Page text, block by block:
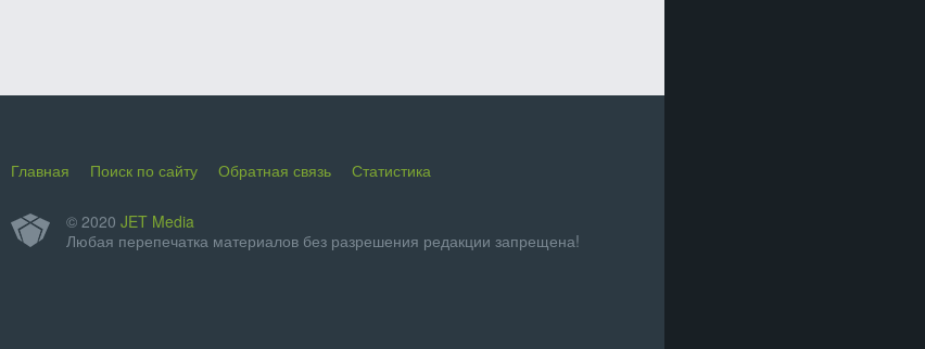
Главная Поиск по сайту Обратная связь Статистика
© 2020 JET Media
Любая перепечатка материалов без разрешения редакции запрещена!